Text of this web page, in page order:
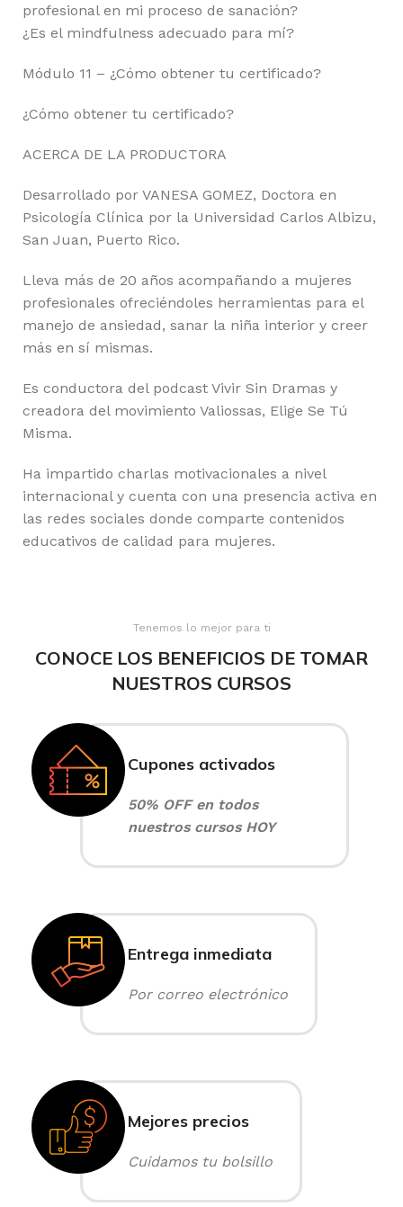
profesional en mi proceso de sanación?
¿Es el mindfulness adecuado para mí?
Módulo 11 – ¿Cómo obtener tu certificado?
¿Cómo obtener tu certificado?
ACERCA DE LA PRODUCTORA
Desarrollado por VANESA GOMEZ, Doctora en
Psicología Clínica por la Universidad Carlos Albizu,
San Juan, Puerto Rico.
Lleva más de 20 años acompañando a mujeres
profesionales ofreciéndoles herramientas para el
manejo de ansiedad, sanar la niña interior y creer
más en sí mismas.
Es conductora del podcast Vivir Sin Dramas y
creadora del movimiento Valiossas, Elige Se Tú
Misma.
Ha impartido charlas motivacionales a nivel
internacional y cuenta con una presencia activa en
las redes sociales donde comparte contenidos
educativos de calidad para mujeres.
Tenemos lo mejor para ti
CONOCE LOS BENEFICIOS DE TOMAR
NUESTROS CURSOS
Cupones activados
50% OFF en todos
nuestros cursos HOY
Entrega inmediata
Por correo electrónico
Mejores precios
Cuidamos tu bolsillo